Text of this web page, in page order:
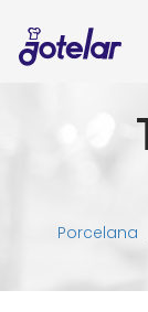
Porcelana